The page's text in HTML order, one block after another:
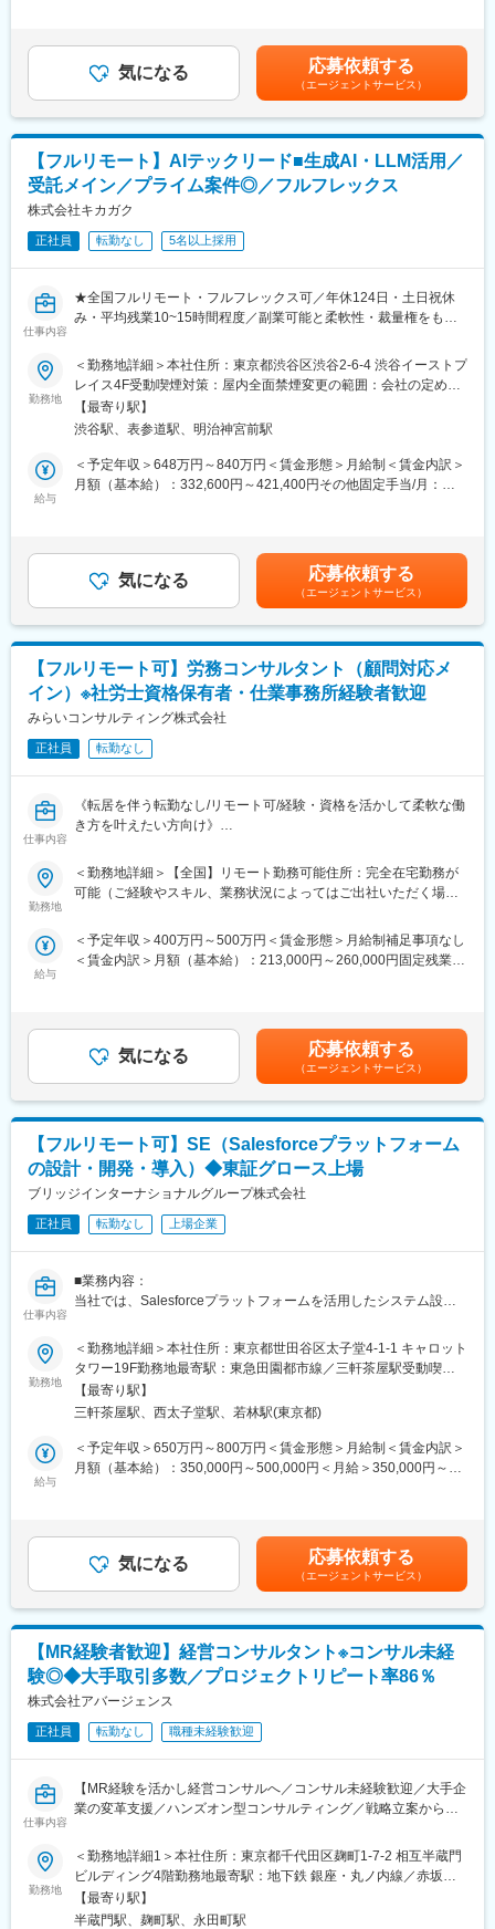
「都市生活と都市の持続可能性をアップデートする技術」です。
■こんな方にぴったり：
・大型＆新規プロジェクトに携わりたい方
・社会貢献の高い仕事がしたい方
・会社や事業を共につくりあげていきたい方
・専門特化するのではなく、幅広くチャレンジしたい方
変更の範囲：会社の定める業務
■業務詳細：
モビリティ業界やインフラ企業など、主にエンタープライズ向け
プロジェクトにおいて、技術面からチームをリードしプロジェク
◇プロジェクト全体の技術選定や設計方針の策定
◇クライアントニーズやプロジェクト要件に応じた最適なソリュ
ーションの提案
◇開発プロセスの進捗管理、課題解決、品質管理
◇メンバーへの技術指導およびコードレビュー
■ポジションの特徴：
リードエンジニアとして、マネージャーやエンジニアとコミュニ
ケーションをとりながら、5名程度のチームでプロダクト開発をリ
ードいただくポジションです。
■クライアント：
交通事業者や自動車業界関連の企業を中心に、自治体やインフラ
企業等、幅広いクライアントとかかわります。
※基本的に大手のプライム案件です。
■プロジェクト例：
・モビリティハブの運営・回遊性向上など、モビリティにかかわ
・位置情報を使用した次世代水素プラントの配送効率化システム
開発
・交通事業者向け自社の電子チケットアプリ開発
・位置情報を使用したポイント・クーポンアプリ開発
■アーバンテック：
「都市生活と都市の持続可能性をアップデートする技術」です。
■こんな方にぴったり：
・大型＆新規プロジェクトに携わりたい方
・専門特化するのではなく、幅広くチャレンジしたい方
経験・スキル等を考慮した上で決定いたします。■昇給：年1回／
人事評価制度による■決算賞与：業績による■その他寸志などあり
賃金はあくまでも目安の金額であり、選考を通じて上下する可能
性があります。月給(月額)は固定手当を含めた表記です。
気になる 応募依頼する
（エージェントサービス）
【フルリモート】AIテックリード■生成AI・LLM活用／
受託メイン／プライム案件◎／フルフレックス
株式会社キカガク
正社員 転勤なし 5名以上採用
仕事内容
★全国フルリモート・フルフレックス可／年休124日・土日祝休
み・平均残業10~15時間程度／副業可能と柔軟性・裁量権をもっ
★技術選定・アーキテクチャ設計など上流から入り込んだ経験を
することが可能！
AX事業部のテックリーダー／テックタレントとして、AI技術の価
値を最大化するシステム開発を推進していただきます。
PoCで得られた知見をもとに、実運用レベルのAIシステムやアプ
リケーションを設計・開発いただきます。
開発・運用のリード
・顧客課題の整理からソリューション設計までを一貫して実施
・AIモデルの実装・最適化（Python＋Azure環境）
・社内の技術推進および新規技術の検証（R&D活動）
＜業務特徴＞
・プライム案件多数
・請負での自社内開発メイン
・要件定義からテスト、運用まで一気通貫で支援
■案件事例
【製造業向け製品に関する法規DX化支援】
法律違反の削減と効率化のために製品に関する法規情報のDXを推
ック自動化システムの構築を支援。
・配車アルゴリズムのPoC開発
・Copilotの構築支援
い、顧客先での技術の内製化も支援します。
TypeScript（Next.js）
クラウド：Microsoft Azure（App Service, Blob Storage,
Functions, Azure OpenAI, Cognitive Services）
データベース：Azure Cosmos DB / PostgreSQL
インフラ構成管理：Terraform, Azure CLI
開発ツール：GitHub, Notion, Figma, Cursor, VSCode
変更の範囲：会社の定める業務
勤務地
＜勤務地詳細＞本社住所：東京都渋谷区渋谷2-6-4 渋谷イーストプ
レイス4F受動喫煙対策：屋内全面禁煙変更の範囲：会社の定める
事業所（リモートワーク含む）
【最寄り駅】
渋谷駅、表参道駅、明治神宮前駅
給与
＜予定年収＞648万円～840万円＜賃金形態＞月給制＜賃金内訳＞
月額（基本給）：332,600円～421,400円その他固定手当/月：
残業手当＞有＜給与補足＞※経験・スキル等を考慮した上で決定い
たします。※年収には業績賞与（2回）を含みます。・住宅手当：
22,100円（全社員一律支給）■昇給：年2回■賞与：有（年2回)
※2025年度決算賞与実績あり（等級と業績により変動）賃金はあ
くまでも目安の金額であり、選考を通じて上下する可能性があり
ます。月給(月額)は固定手当を含めた表記です。
気になる 応募依頼する
（エージェントサービス）
【フルリモート可】労務コンサルタント（顧問対応メ
イン）※社労士資格保有者・仕業事務所経験者歓迎
みらいコンサルティング株式会社
正社員 転勤なし
仕事内容
《転居を伴う転勤なし/リモート可/経験・資格を活かして柔軟な働
き方を叶えたい方向け》
■業務内容：
・主に労働法にかかわるお客さまからの問い合わせに対し、電話
■在宅勤務について：
の勤務も可能ですので、お気軽にご希望をお聞かせください。
※完全在宅での勤務は試用期間満了後となりますが、家庭都合によ
る在宅勤務の調整可能です。
■みらいコンサルティングのHRソリューション：
人事制度改革、人事業務改善、労務コンプライアンス、組織風土
改革・意識改革コンサルティング、企業再生・事業再編における
人事コンサルティング等、「ヒト」にかかわるあらゆる経営課
題・業務課題について、最善の解決策を提示し、企業の真の成長
をサポートしています。
■同社の特徴：
ェクトチームを結成し、顧客の経営課題にあらゆる角度から的確
なアドバイスを行い、企業のニーズに最適なコンサルティングを
提供します。
・チームコンサルティングを主眼に置いて企業支援を行っている
ため幅広い経験を積むことができます。
・スタッフ全員が「全体最適」の視点を持って仕事を行うため、
コミュニケーションのズレも防ぐことができています。そのため
変更の範囲：会社の定める業務
勤務地
＜勤務地詳細＞【全国】リモート勤務可能住所：完全在宅勤務が
可能（ご経験やスキル、業務状況によってはご出社いただく場合
定める事業所（リモートワーク含む）
給与
＜予定年収＞400万円～500万円＜賃金形態＞月給制補足事項なし
＜賃金内訳＞月額（基本給）：213,000円～260,000円固定残業手
＞※給与には30時間分の固定残業代を含む/超過分は全額支給※経
験・能力など考慮の上、決定いたします。■昇給：年1回■賞与：
年2回（2ヶ月×2回）賃金はあくまでも目安の金額であり、選考を
通じて上下する可能性があります。月給(月額)は固定手当を含めた
表記です。
気になる 応募依頼する
（エージェントサービス）
【フルリモート可】SE（Salesforceプラットフォーム
の設計・開発・導入）◆東証グロース上場
ブリッジインターナショナルグループ株式会社
正社員 転勤なし 上場企業
仕事内容
■業務内容：
当社では、Salesforceプラットフォームを活用したシステム設
す。
このポジションでは、Salesforceを中心としたクラウドソリュー
ションの構築や最適化を通じて、ビジネスプロセスの効率化と顧
客体験の向上に貢献していただきます。
■具体的には：
・Salesforceプラットフォームの設計、開発、および導入
・マニュアル作成、操作指導
・定着支援、改善提案
り、プロジェクトには提案の上流工程から携われ、導入後の効果
分析・フォローまで幅広く関わるため、エンジニアとしてのスキ
ルを思う存分高めることができます。また、世界シェアNo.1
CRMのSalesforceをベースにしたシステム開発を行っていますの
で、最先端のスキルと経験を積むことができます。
■当社について：
当社の事業の核は法人営業改革です。近年、法人営業において、
人口減少や人材流動化によって従来の「属人的な営業」では成長
が難しくなっており、デジタル活用による生産性向上と迅速な市
リッジは「売上拡大の仕組み化」と「DX人材育成」のサポートを
通じて、クライアントのビジネス成長を後押ししています。
・各企業において待ったなしの「DX推進」のための人材育成。営
業プロセスをリレーするマーケティング、営業、カスタマーサク
勤務地
＜勤務地詳細＞本社住所：東京都世田谷区太子堂4-1-1 キャロット
タワー19F勤務地最寄駅：東急田園都市線／三軒茶屋駅受動喫煙
対策：屋内全面禁煙
【最寄り駅】
三軒茶屋駅、西太子堂駅、若林駅(東京都)
給与
＜予定年収＞650万円～800万円＜賃金形態＞月給制＜賃金内訳＞
月額（基本給）：350,000円～500,000円＜月給＞350,000円～
1回賃金はあくまでも目安の金額であり、選考を通じて上下する可
能性があります。月給(月額)は固定手当を含めた表記です。
気になる 応募依頼する
（エージェントサービス）
【MR経験者歓迎】経営コンサルタント※コンサル未経
験◎◆大手取引多数／プロジェクトリピート率86％
株式会社アバージェンス
正社員 転勤なし 職種未経験歓迎
仕事内容
【MR経験を活かし経営コンサルへ／コンサル未経験歓迎／大手企
業の変革支援／ハンズオン型コンサルティング／戦略立案から実
成長／マネジメント力向上支援／実践型研修充実】
■業務内容：
戦略立案から現場への定着までクライアント企業に入り込み、組
勤務地
＜勤務地詳細1＞本社住所：東京都千代田区麹町1-7-2 相互半蔵門
ビルディング4階勤務地最寄駅：地下鉄 銀座・丸ノ内線／赤坂見
附駅受動喫煙対策：敷地内喫煙可能場所あり＜勤務地詳細2＞常駐
先クライアント企業住所：全国 受動喫煙対策：その他（就業地に
【最寄り駅】
半蔵門駅、麹町駅、永田町駅